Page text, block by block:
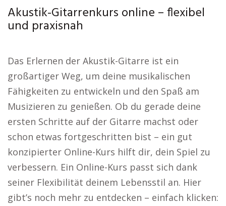
Akustik-Gitarrenkurs online – flexibel
und praxisnah
Das Erlernen der Akustik-Gitarre ist ein
großartiger Weg, um deine musikalischen
Fähigkeiten zu entwickeln und den Spaß am
Musizieren zu genießen. Ob du gerade deine
ersten Schritte auf der Gitarre machst oder
schon etwas fortgeschritten bist – ein gut
konzipierter Online-Kurs hilft dir, dein Spiel zu
verbessern. Ein Online-Kurs passt sich dank
seiner Flexibilität deinem Lebensstil an. Hier
gibt’s noch mehr zu entdecken – einfach klicken: